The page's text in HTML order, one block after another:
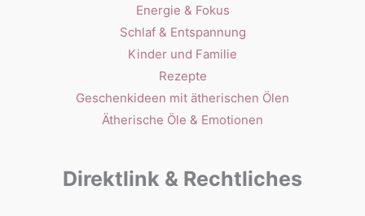
Energie & Fokus
Schlaf & Entspannung
Kinder und Familie
Rezepte
Geschenkideen mit ätherischen Ölen
Ätherische Öle & Emotionen
Direktlink & Rechtliches